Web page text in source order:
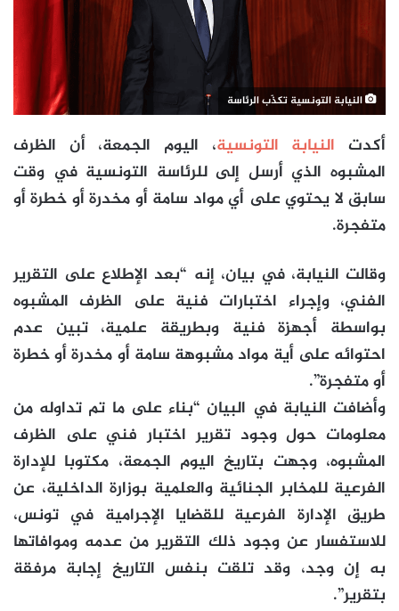
النيابة التونسية تكذّب الرئاسة
أكدت النيابة التونسية، اليوم الجمعة، أن الظرف
المشبوه الذي أرسل إلى للرئاسة التونسية في وقت
سابق لا يحتوي على أي مواد سامة أو مخدرة أو خطرة أو
متفجرة.
وقالت النيابة، في بيان، إنه “بعد الإطلاع على التقرير
الفني، وإجراء اختبارات فنية على الظرف المشبوه
بواسطة أجهزة فنية وبطريقة علمية، تبين عدم
احتوائه على أية مواد مشبوهة سامة أو مخدرة أو خطرة
أو متفجرة”.
وأضافت النيابة في البيان “بناء على ما تم تداوله من
معلومات حول وجود تقرير اختبار فني على الظرف
المشبوه، وجهت بتاريخ اليوم الجمعة، مكتوبا للإدارة
الفرعية للمخابر الجنائية والعلمية بوزارة الداخلية، عن
طريق الإدارة الفرعية للقضايا الإجرامية في تونس،
للاستفسار عن وجود ذلك التقرير من عدمه وموافاتها
به إن وجد، وقد تلقت بنفس التاريخ إجابة مرفقة
بتقرير”.